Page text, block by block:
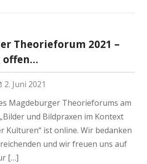
Theorieforum 2021 –
offen…
2. Juni 2021
Magdeburger Theorieforums am
und Bildpraxen im Kontext
Kulturen“ ist online. Wir bedanken
und wir freuen uns auf
[…]